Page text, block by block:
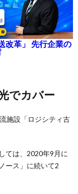
改革」 先行企業の
でカバー
施設「ロジシティ古
ては、2020年9月に
ース」に続いて2